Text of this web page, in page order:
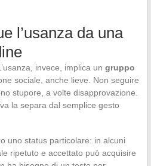
l’usanza da una
invece, implica un gruppo
sociale, anche lieve. Non seguire
stupore, a volte disapprovazione.
la separa dal semplice gesto
uno status particolare: in alcuni
ripetuto e accettato può acquisire